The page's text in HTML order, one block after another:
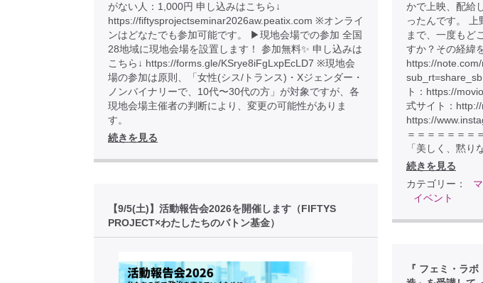
がない人：1,000円 申し込みはこちら↓
https://fiftysprojectseminar2026aw.peatix.com ※オンライ
ンはどなたでも参加可能です。 ▶︎現地会場での参加 全国
28地域に現地会場を設置します！ 参加無料✨ 申し込みは
こちら↓ https://forms.gle/KSrye8iFgLxpEcLD7 ※現地会
場の参加は原則、「女性(シス/トランス)・Xジェンダー・
ノンバイナリーで、10代〜30代の方」が対象ですが、各
現地会場主催者の判断により、変更の可能性がありま
す。
続きを見る
かで上映、配給
ったんです。 上
まで、一度もど
すか？その経緯
https://
ト：https://
式サイト：
https://
＝＝＝＝＝＝＝
「美しく、黙り
続きを見る
カテゴリー：
イベント
【9/5(土)】活動報告会2026を開催します（FIFTYS
PROJECT×わたしたちのバトン基金）
『 フェミ・ラ